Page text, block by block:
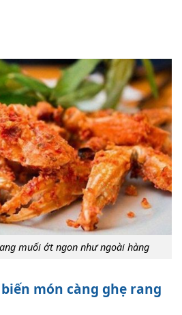
muối ớt ngon như ngoài hàng
món càng ghẹ rang